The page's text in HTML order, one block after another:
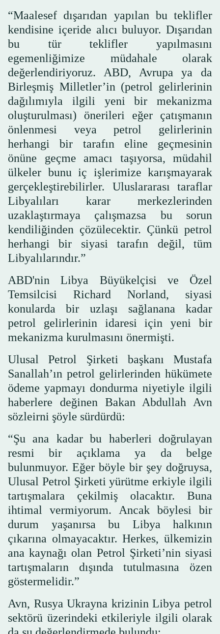
“Maalesef dışarıdan yapılan bu teklifler
kendisine içeride alıcı buluyor. Dışarıdan
bu tür teklifler yapılmasını
egemenliğimize müdahale olarak
değerlendiriyoruz. ABD, Avrupa ya da
Birleşmiş Milletler’in (petrol gelirlerinin
dağılımıyla ilgili yeni bir mekanizma
oluşturulması) önerileri eğer çatışmanın
önlenmesi veya petrol gelirlerinin
herhangi bir tarafın eline geçmesinin
önüne geçme amacı taşıyorsa, müdahil
ülkeler bunu iç işlerimize karışmayarak
gerçekleştirebilirler. Uluslararası taraflar
Libyalıları karar merkezlerinden
uzaklaştırmaya çalışmazsa bu sorun
kendiliğinden çözülecektir. Çünkü petrol
herhangi bir siyasi tarafın değil, tüm
Libyalılarındır.”
ABD'nin Libya Büyükelçisi ve Özel
Temsilcisi Richard Norland, siyasi
konularda bir uzlaşı sağlanana kadar
petrol gelirlerinin idaresi için yeni bir
mekanizma kurulmasını önermişti.
Ulusal Petrol Şirketi başkanı Mustafa
Sanallah’ın petrol gelirlerinden hükümete
ödeme yapmayı dondurma niyetiyle ilgili
haberlere değinen Bakan Abdullah Avn
sözleirni şöyle sürdürdü:
“Şu ana kadar bu haberleri doğrulayan
resmi bir açıklama ya da belge
bulunmuyor. Eğer böyle bir şey doğruysa,
Ulusal Petrol Şirketi yürütme erkiyle ilgili
tartışmalara çekilmiş olacaktır. Buna
ihtimal vermiyorum. Ancak böylesi bir
durum yaşanırsa bu Libya halkının
çıkarına olmayacaktır. Herkes, ülkemizin
ana kaynağı olan Petrol Şirketi’nin siyasi
tartışmaların dışında tutulmasına özen
göstermelidir.”
Avn, Rusya Ukrayna krizinin Libya petrol
sektörü üzerindeki etkileriyle ilgili olarak